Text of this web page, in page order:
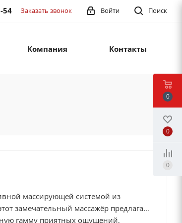
Поиск
Войти
54 Заказать звонок
Компания Контакты
массирующей системой из
гамму приятных ощущений,
0
0
0